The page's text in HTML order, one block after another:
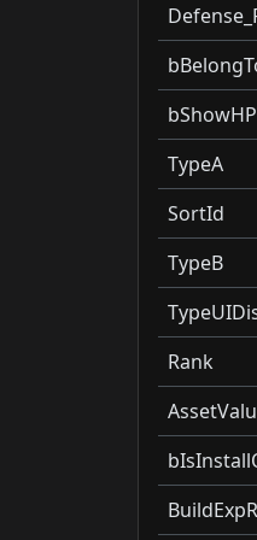
TypeA
SortId
TypeB
Rank